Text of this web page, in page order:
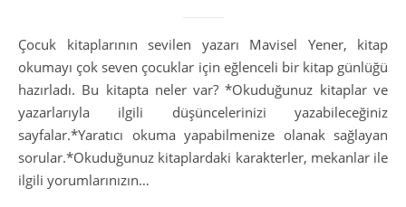
Çocuk kitaplarının sevilen yazarı Mavisel Yener, kitap
okumayı çok seven çocuklar için eğlenceli bir kitap günlüğü
hazırladı. Bu kitapta neler var? *Okuduğunuz kitaplar ve
yazarlarıyla ilgili düşüncelerinizi yazabileceğiniz
sayfalar.*Yaratıcı okuma yapabilmenize olanak sağlayan
sorular.*Okuduğunuz kitaplardaki karakterler, mekanlar ile
ilgili yorumlarınızın…